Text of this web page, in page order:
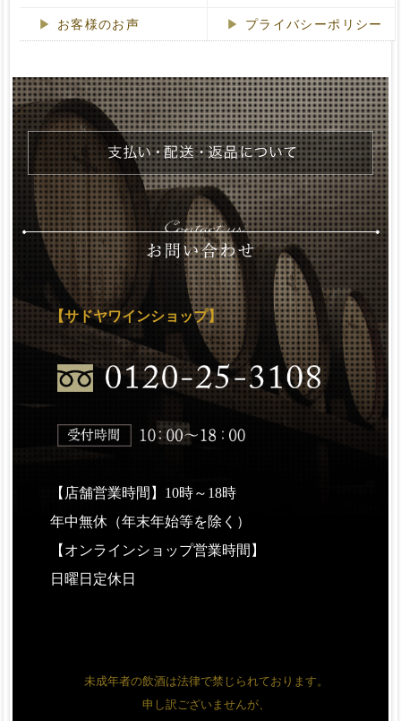
お客様のお声 プライバシーポリシー
【サドヤワインショップ】
【店舗営業時間】10時～18時
年中無休（年末年始等を除く）
【オンラインショップ営業時間】
日曜日定休日
未成年者の飲酒は法律で禁じられております。
申し訳ございませんが、